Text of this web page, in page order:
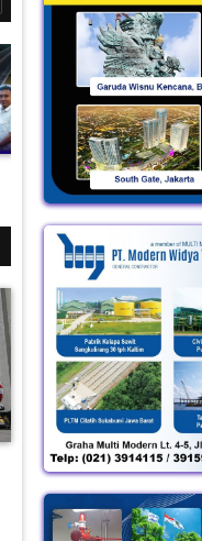
Apa Kabar JALAN TOL
AKSES PELABUHAN
PATIMBAN?…